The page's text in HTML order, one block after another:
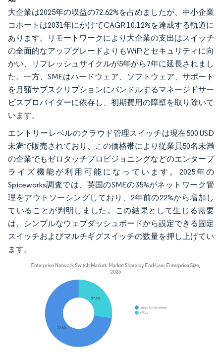
大企業は2025年の収益の72.62%を占めましたが、中小企業
コホートは2031年にかけてCAGR 10.12%を達成する軌道に
あります。リモートワークにより大企業の支出はスイッチ
の全面的なアップグレードよりもWiFiとセキュリティに向
かい、リフレッシュサイクルが5年から7年に延長されまし
た。一方、SMEはハードウェア、ソフトウェア、サポート
を月額サブスクリプションにバンドルするマネージドサー
ビスプロバイダーに依存し、初期費用の障壁を取り除いて
います。
エントリーレベルのクラウド管理スイッチは現在500 USD
未満で販売されており、この価格帯により従業員50名未満
の企業でもゼロタッチプロビジョニングなどのエンタープ
ライズ機能が利用可能になっています。2025年の
Spiceworks調査では、英国のSMEの35%がネットワーク管
理をアウトソーシングしており、2年前の22%から増加し
ていることが判明しました。この結果として生じる需要
は、シンプルなウェブダッシュボードから設定できる固定
スイッチおよびマルチギグスイッチの数量を押し上げてい
ます。